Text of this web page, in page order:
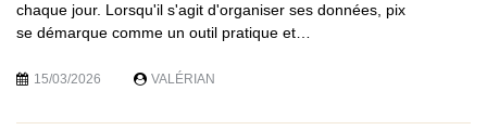
chaque jour. Lorsqu'il s'agit d'organiser ses données, pix
se démarque comme un outil pratique et…
15/03/2026 VALÉRIAN